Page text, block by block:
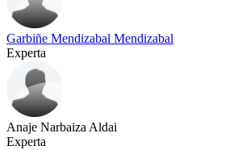
Garbiñe Mendizabal Mendizabal
Experta
Anaje Narbaiza Aldai
Experta